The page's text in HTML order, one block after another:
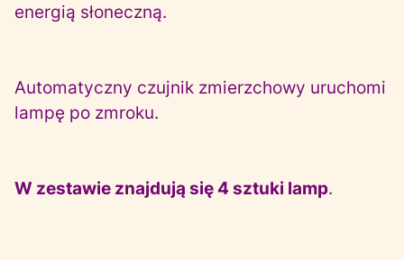
energią słoneczną.
Automatyczny czujnik zmierzchowy uruchomi
lampę po zmroku.
W zestawie znajdują się 4 sztuki lamp.